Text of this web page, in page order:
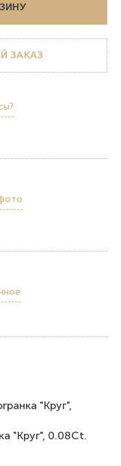
ЗАКАЗ
"Круг",
"Круг", 0.08Ct.